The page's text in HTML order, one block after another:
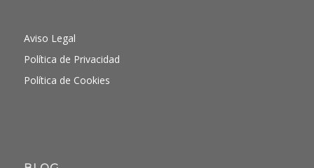
Aviso Legal
Política de Privacidad
Política de Cookies